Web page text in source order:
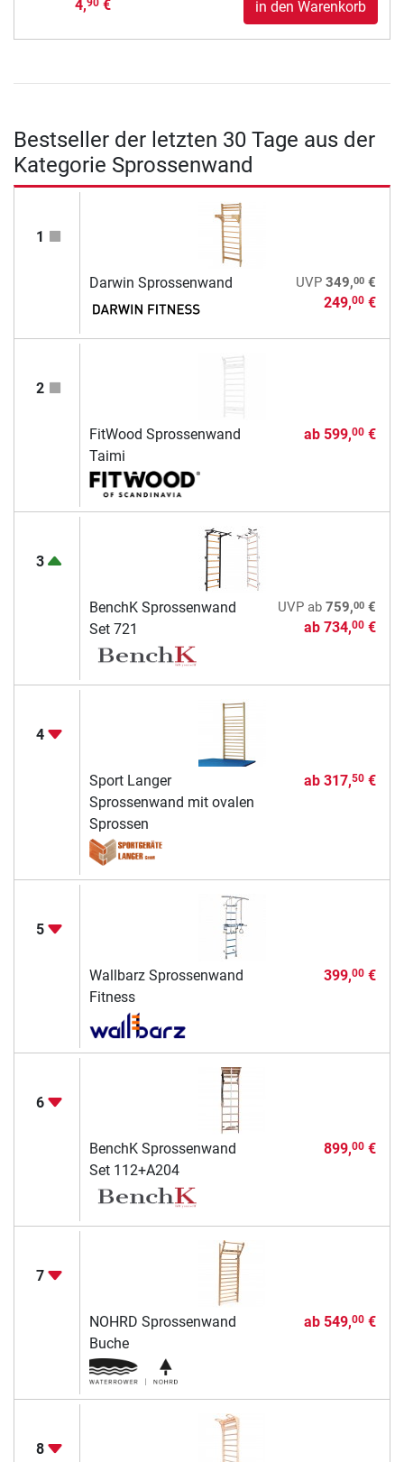
4,90€ in den Warenkorb
Bestseller der letzten 30 Tage aus der
Kategorie Sprossenwand
1
Darwin Sprossenwand UVP 349,00€
249,00€
2
FitWood Sprossenwand
Taimi
ab 599,00€
3
BenchK Sprossenwand
Set 721
UVPab 759,00€
ab 734,00€
4
Sport Langer
Sprossenwand mit ovalen
Sprossen
ab 317,50€
5
Wallbarz Sprossenwand
Fitness
399,00€
6
BenchK Sprossenwand
Set 112+A204
899,00€
7
NOHRD Sprossenwand
Buche
ab 549,00€
8